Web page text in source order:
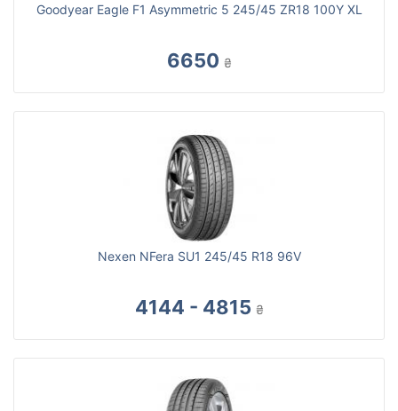
Goodyear Eagle F1 Asymmetric 5 245/45 ZR18 100Y XL
6650 ₴
Nexen NFera SU1 245/45 R18 96V
4144 - 4815 ₴